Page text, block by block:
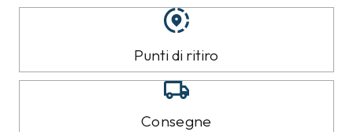
Punti di ritiro
Consegne